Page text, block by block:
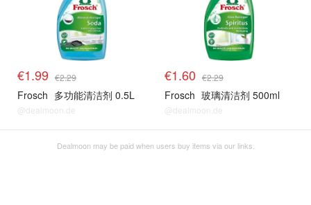
€1.99 €2.29
Frosch 多功能清洁剂 0.5L
@dealmoon.de
€1.60 €2.29
Frosch 玻璃清洁剂 500ml
@dealmoon.de
Dealmoon may be paid when users buy items via our links.